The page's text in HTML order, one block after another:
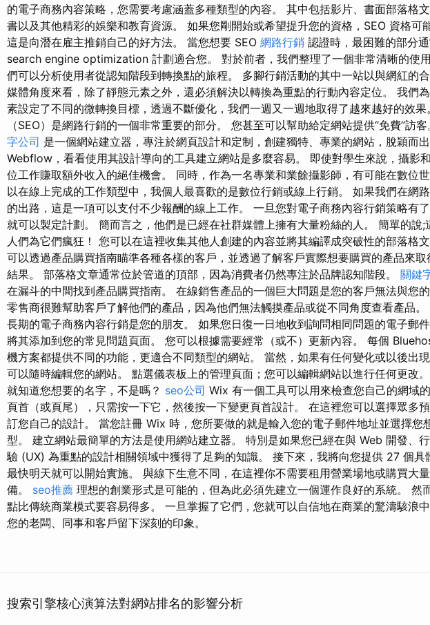
的電子商務內容策略，您需要考慮涵蓋多種類型的內容。 其中包括影片、書面部落格
書以及其他精彩的娛樂和教育資源。 如果您剛開始或希望提升您的資格，SEO 資格可
這是向潛在雇主推銷自己的好方法。 當您想要 SEO 網路行銷 認證時，最困難的部分
search engine optimization 計劃適合您。 對於前者，我們整理了一個非常清晰的使
們可以分析使用者從認知階段到轉換點的旅程。 多腳行銷活動的其中一站以與網紅的
媒體角度來看，除了靜態元素之外，還必須解決以轉換為重點的行動內容定位。 我們
素設定了不同的微轉換目標，透過不斷優化，我們一週又一週地取得了越來越好的效
（SEO）是網路行銷的一個非常重要的部分。 您甚至可以幫助給定網站提供“免費”訪
字公司 是一個網站建立器，專注於網頁設計和定制，創建獨特、專業的網站，脫穎而
Webflow，看看使用其設計導向的工具建立網站是多麼容易。 即使對學生來說，攝影
位工作賺取額外收入的絕佳機會。 同時，作為一名專業和業餘攝影師，有可能在數位
以在線上完成的工作類型中，我個人最喜歡的是數位行銷或線上行銷。 如果我們在網
的出路，這是一項可以支付不少報酬的線上工作。 一旦您對電子商務內容行銷策略有了
就可以製定計劃。 簡而言之，他們是已經在社群媒體上擁有大量粉絲的人。 簡單的說;
人們為它們瘋狂！ 您可以在這裡收集其他人創建的內容並將其編譯成突破性的部落格
可以透過產品購買指南瞄準各種各樣的客戶，並透過了解客戶實際想要購買的產品來
結果。 部落格文章通常位於管道的頂部，因為消費者仍然專注於品牌認知階段。 關鍵
在漏斗的中間找到產品購買指南。 在線銷售產品的一個巨大問題是您的客戶無法與您
零售商很難幫助客戶了解他們的產品，因為他們無法觸摸產品或從不同角度查看產品。
長期的電子商務內容行銷是您的朋友。 如果您日復一日地收到詢問相同問題的電子郵
將其添加到您的常見問題頁面。 您可以根據需要經常（或不）更新內容。 每個
機方案都提供不同的功能，更適合不同類型的網站。 當然，如果有任何變化或以後出
可以隨時編輯您的網站。 點選儀表板上的管理頁面；您可以編輯網站以進行任何更改
就知道您想要的名字，不是嗎？ seo公司 Wix 有一個工具可以用來檢查您自己的網域
頁首（或頁尾），只需按一下它，然後按一下變更頁首設計。 在這裡您可以選擇眾多
訂您自己的設計。 當您註冊 Wix 時，您所要做的就是輸入您的電子郵件地址並選擇您
型。 建立網站最簡單的方法是使用網站建立器。 特別是如果您已經在與 Web 開發、
驗 (UX) 為重點的設計相關領域中獲得了足夠的知識。 接下來，我將向您提供 27 個具
最快明天就可以開始實施。 與線下生意不同，在這裡你不需要租用營業場地或購買大
備。 seo推薦 理想的創業形式是可能的，但為此必須先建立一個運作良好的系統。 然
點比傳統商業模式要容易得多。 一旦掌握了它們，您就可以自信地在商業的驚濤駭浪
您的老闆、同事和客戶留下深刻的印象。
搜索引擎核心演算法對網站排名的影響分析